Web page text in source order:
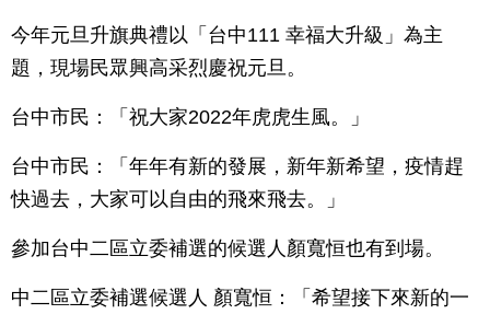
今年元旦升旗典禮以「台中111 幸福大升級」為主
題，現場民眾興高采烈慶祝元旦。
台中市民：「祝大家2022年虎虎生風。」
台中市民：「年年有新的發展，新年新希望，疫情趕
快過去，大家可以自由的飛來飛去。」
參加台中二區立委補選的候選人顏寬恒也有到場。
中二區立委補選候選人 顏寬恒：「希望接下來新的一